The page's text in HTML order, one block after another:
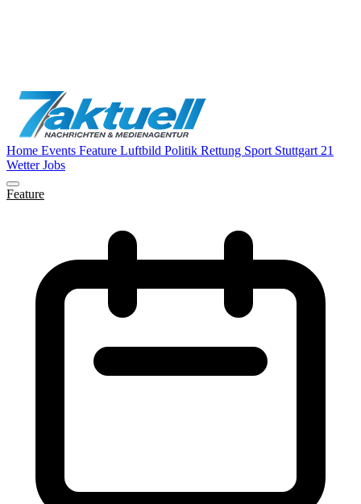
Home Events Feature Luftbild Politik Rettung Sport Stuttgart 21
WetterJobs
Feature